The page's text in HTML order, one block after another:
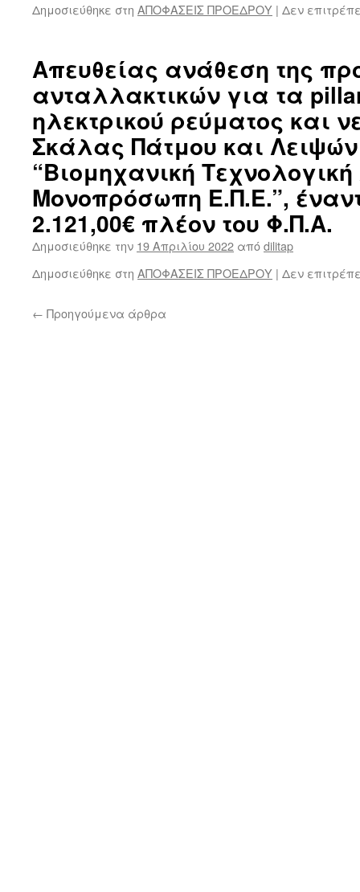
Δημοσιεύθηκε στη ΑΠΟΦΑΣΕΙΣ ΠΡΟΕΔΡΟΥ | Δεν
Απευθείας ανάθεση της
ανταλλακτικών για τα
ηλεκτρικού ρεύματος και
Σκάλας Πάτμου και
“Βιομηχανική
Μονοπρόσωπη Ε.Π.Ε.”,
2.121,00€ πλέον του Φ.Π.Α.
Δημοσιεύθηκε την 19 Απριλίου 2022 απόdilitap
Δημοσιεύθηκε στη ΑΠΟΦΑΣΕΙΣ ΠΡΟΕΔΡΟΥ | Δεν
← Προηγούμενα άρθρα